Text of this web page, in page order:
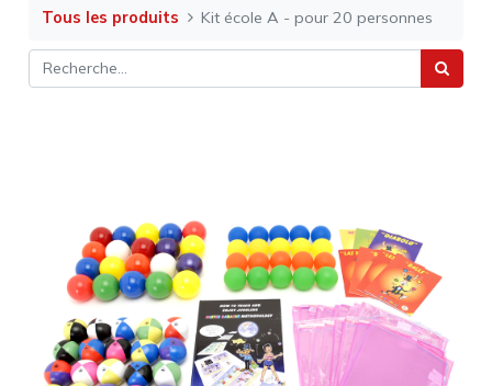
Tous les produits Kit école A - pour 20 personnes